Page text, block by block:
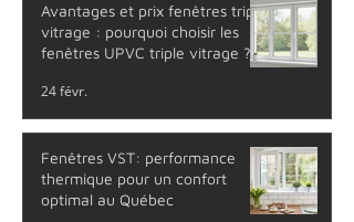
Avantages et prix fenêtres triple
vitrage : pourquoi choisir les
fenêtres UPVC triple vitrage ?
24 févr.
Fenêtres VST: performance
thermique pour un confort
optimal au Québec